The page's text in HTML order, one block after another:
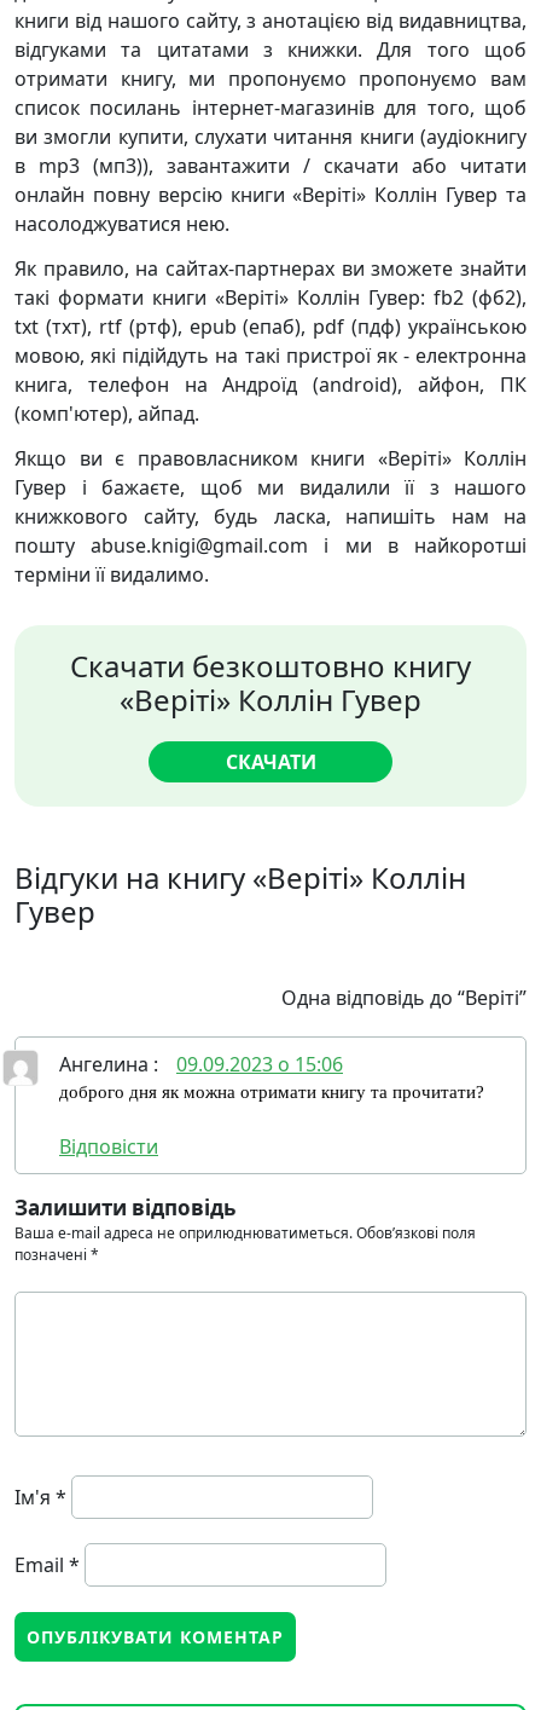
книги від нашого сайту, з анотацією від видавництва,
відгуками та цитатами з книжки. Для того щоб
отримати книгу, ми пропонуємо пропонуємо вам
список посилань інтернет-магазинів для того, щоб
ви змогли купити, слухати читання книги (аудіокнигу
в mp3 (мп3)), завантажити / скачати або читати
онлайн повну версію книги «Веріті» Коллін Гувер та
насолоджуватися нею.
Як правило, на сайтах-партнерах ви зможете знайти
такі формати книги «Веріті» Коллін Гувер: fb2 (фб2),
txt (тхт), rtf (ртф), epub (епаб), pdf (пдф) українською
мовою, які підійдуть на такі пристрої як - електронна
книга, телефон на Андроїд (android), айфон, ПК
(комп'ютер), айпад.
Якщо ви є правовласником книги «Веріті» Коллін
Гувер і бажаєте, щоб ми видалили її з нашого
книжкового сайту, будь ласка, напишіть нам на
пошту abuse.knigi@gmail.com і ми в найкоротші
терміни її видалимо.
Скачати безкоштовно книгу
«Веріті» Коллін Гувер
СКАЧАТИ
Відгуки на книгу «Веріті» Коллін
Гувер
Одна відповідь до “Веріті”
Ангелина : 09.09.2023 о 15:06
доброго дня як можна отримати книгу та прочитати?
Відповіcти
Залишити відповідь
Ваша e-mail адреса не оприлюднюватиметься.Обов’язкові поля
позначені *
Ім'я *
Email *